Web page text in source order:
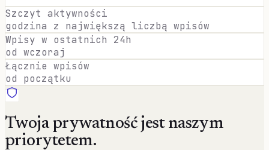
Szczyt aktywności
godzina z największą liczbą wpisów
Wpisy w ostatnich 24h
od wczoraj
Łącznie wpisów
od początku
Twoja prywatność jest naszym
priorytetem.